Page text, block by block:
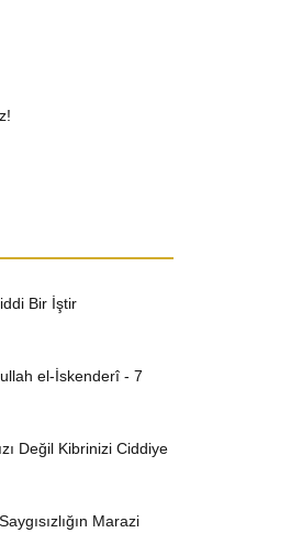
Bir İştir
el-İskenderî - 7
Değil Kibrinizi Ciddiye
Marazi